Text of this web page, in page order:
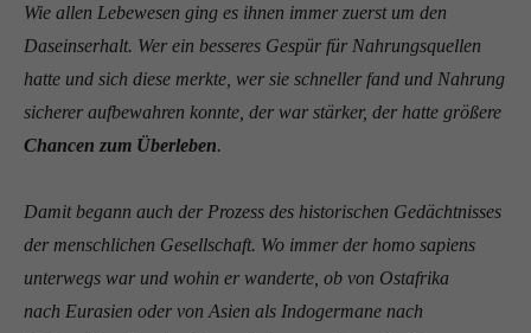
Wie allen Lebewesen ging es ihnen immer zuerst um den
Daseinserhalt. Wer ein besseres Gespür für Nahrungsquellen
hatte und sich diese merkte, wer sie schneller fand und Nahrung
sicherer aufbewahren konnte, der war stärker, der hatte größere
Chancen zum Überleben.
Damit begann auch der Prozess des historischen Gedächtnisses
der menschlichen Gesellschaft. Wo immer der homo sapiens
unterwegs war und wohin er wanderte, ob von Ostafrika
nach Eurasien oder von Asien als Indogermane nach